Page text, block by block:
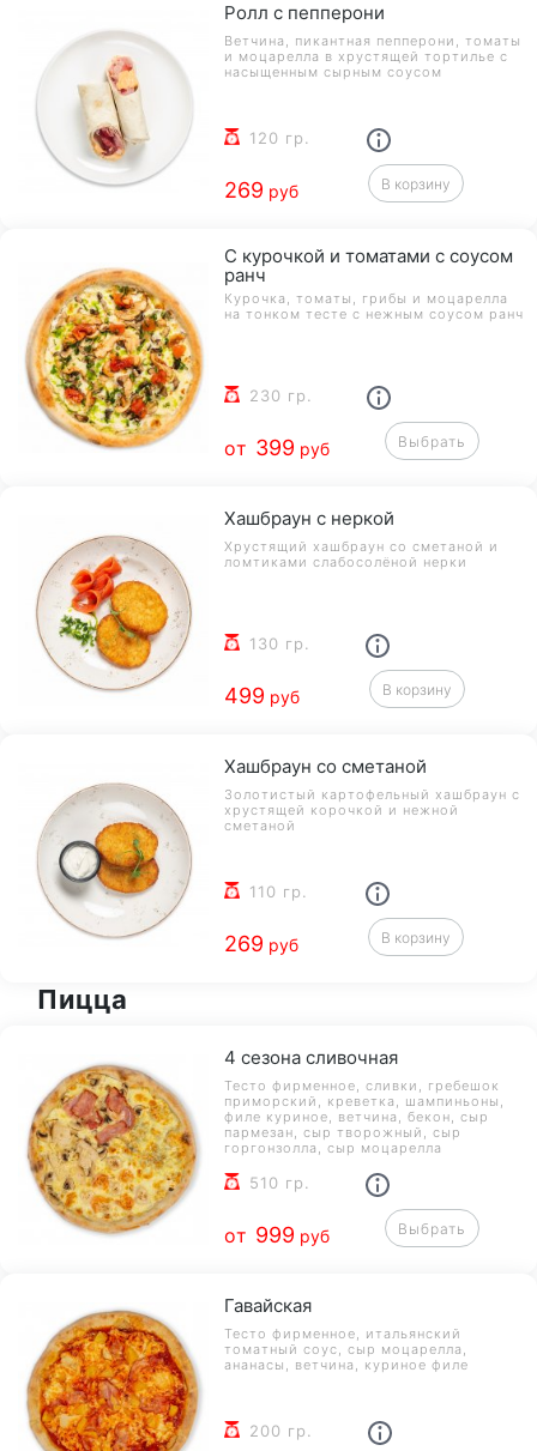
Ролл с пепперони
Ветчина, пикантная пепперони, томаты
и моцарелла в хрустящей тортилье с
насыщенным сырным соусом
120 гр.
269 руб В корзину
С курочкой и томатами с соусом
ранч
Курочка, томаты, грибы и моцарелла
на тонком тесте с нежным соусом ранч
230 гр.
от 399 руб Выбрать
Хашбраун с неркой
Хрустящий хашбраун со сметаной и
ломтиками слабосолёной нерки
130 гр.
499 руб В корзину
Хашбраун со сметаной
Золотистый картофельный хашбраун с
хрустящей корочкой и нежной
сметаной
110 гр.
269 руб В корзину
Пицца
4 сезона сливочная
Тесто фирменное, сливки, гребешок
приморский, креветка, шампиньоны,
филе куриное, ветчина, бекон, сыр
пармезан, сыр творожный, сыр
горгонзолла, сыр моцарелла
510 гр.
от 999 руб Выбрать
Гавайская
Тесто фирменное, итальянский
томатный соус, сыр моцарелла,
ананасы, ветчина, куриное филе
200 гр.